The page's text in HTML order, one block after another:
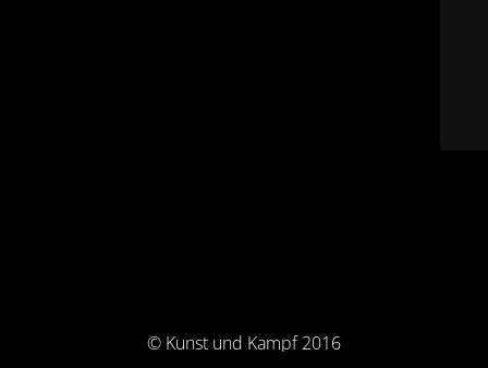
© Kunst und Kampf 2016